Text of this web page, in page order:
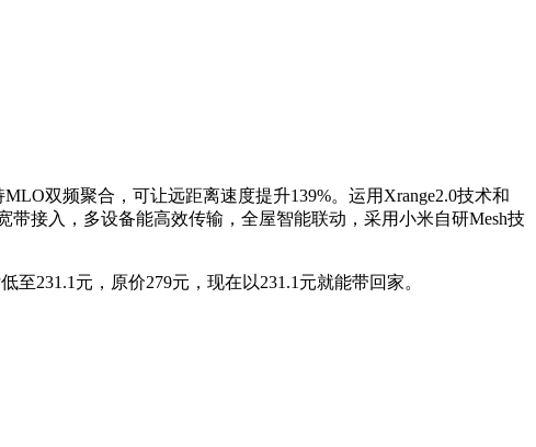
双频聚合，可让远距离速度提升139%。运用Xrange2.0技术和
带接入，多设备能高效传输，全屋智能联动，采用小米自研Mesh技
231.1元，原价279元，现在以231.1元就能带回家。